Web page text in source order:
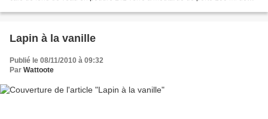
Lapin à la vanille
Publié le 08/11/2010 à 09:32
Par Wattoote